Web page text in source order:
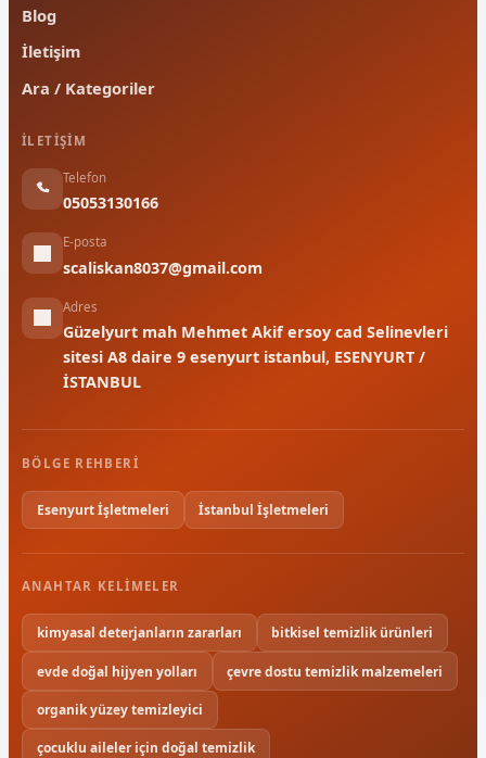
Blog
İletişim
Ara / Kategoriler
İLETIŞIM
Telefon
05053130166
E-posta
scaliskan8037@gmail.com
Adres
Güzelyurt mah Mehmet Akif ersoy cad Selinevleri
sitesi A8 daire 9 esenyurt istanbul, ESENYURT /
İSTANBUL
BÖLGE REHBERI
Esenyurt İşletmeleri İstanbul İşletmeleri
ANAHTAR KELIMELER
kimyasal deterjanların zararları bitkisel temizlik ürünleri
evde doğal hijyen yolları çevre dostu temizlik malzemeleri
organik yüzey temizleyici
çocuklu aileler için doğal temizlik